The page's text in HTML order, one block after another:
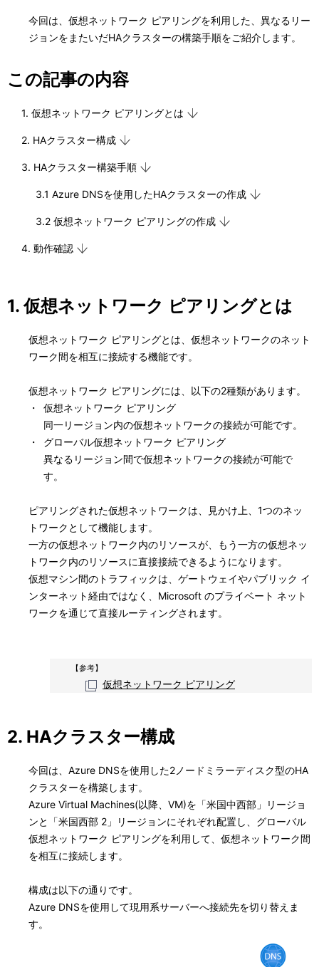
今回は、仮想ネットワーク ピアリングを利用した、異なるリー
ジョンをまたいだHAクラスターの構築手順をご紹介します。
この記事の内容
1. 仮想ネットワーク ピアリングとは
2. HAクラスター構成
3. HAクラスター構築手順
3.1 Azure DNSを使用したHAクラスターの作成
3.2 仮想ネットワーク ピアリングの作成
4. 動作確認
1. 仮想ネットワーク ピアリングとは
仮想ネットワーク ピアリングとは、仮想ネットワークのネット
ワーク間を相互に接続する機能です。
仮想ネットワーク ピアリングには、以下の2種類があります。
・
仮想ネットワーク ピアリング
同一リージョン内の仮想ネットワークの接続が可能です。
・
グローバル仮想ネットワーク ピアリング
異なるリージョン間で仮想ネットワークの接続が可能で
す。
ピアリングされた仮想ネットワークは、見かけ上、1つのネッ
トワークとして機能します。
一方の仮想ネットワーク内のリソースが、もう一方の仮想ネッ
トワーク内のリソースに直接接続できるようになります。
仮想マシン間のトラフィックは、ゲートウェイやパブリック イ
ンターネット経由ではなく、Microsoft のプライベート ネット
ワークを通じて直接ルーティングされます。
【参考】
仮想ネットワーク ピアリング
2. HAクラスター構成
今回は、Azure DNSを使用した2ノードミラーディスク型のHA
クラスターを構築します。
Azure Virtual Machines(以降、VM)を「米国中西部」リージョ
ンと「米国西部 2」リージョンにそれぞれ配置し、グローバル
仮想ネットワーク ピアリングを利用して、仮想ネットワーク間
を相互に接続します。
構成は以下の通りです。
Azure DNSを使用して現用系サーバーへ接続先を切り替えま
す。